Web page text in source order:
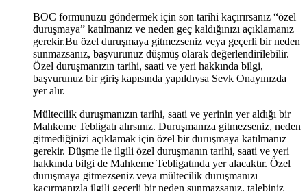
BOC formunuzu göndermek için son tarihi kaçırırsanız “özel
duruşmaya” katılmanız ve neden geç kaldığınızı açıklamanız
gerekir.Bu özel duruşmaya gitmezseniz veya geçerli bir neden
sunmazsanız, başvurunuz düşmüş olarak değerlendirilebilir.
Özel duruşmanızın tarihi, saati ve yeri hakkında bilgi,
başvurunuz bir giriş kapısında yapıldıysa Sevk Onayınızda
yer alır.
Mültecilik duruşmanızın tarihi, saati ve yerinin yer aldığı bir
Mahkeme Tebligatı alırsınız. Duruşmanıza gitmezseniz, neden
gitmediğinizi açıklamak için özel bir duruşmaya katılmanız
gerekir. Düşme ile ilgili özel duruşmanın tarihi, saati ve yeri
hakkında bilgi de Mahkeme Tebligatında yer alacaktır. Özel
duruşmaya gitmezseniz veya mültecilik duruşmanızı
kaçırmanızla ilgili geçerli bir neden sunmazsanız, talebiniz